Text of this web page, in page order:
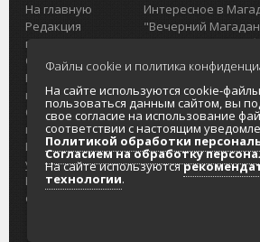
На главную
Редакция
портала
О проекте
Реклама на
портале
Отзывы и
предложения
Интернет-
услуги
Разработка
сайтов
Интересное в
"Вечерний
Городская доска
Реклама
Главный
Колымы
Политика в
персональных
Согласие на
данных
Файлы cookie и политика
На сайте используются cookie-
пользоваться данным сайтом, вы
свое согласие на использование
соответствии с настоящим
Политикой обработки
Согласием на обработку
На сайте используются
технологии.